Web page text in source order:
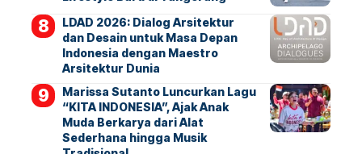
LDAD 2026: Dialog Arsitektur
dan Desain untuk Masa Depan
Indonesia dengan Maestro
Arsitektur Dunia
Marissa Sutanto Luncurkan Lagu
“KITA INDONESIA”, Ajak Anak
Muda Berkarya dari Alat
Sederhana hingga Musik